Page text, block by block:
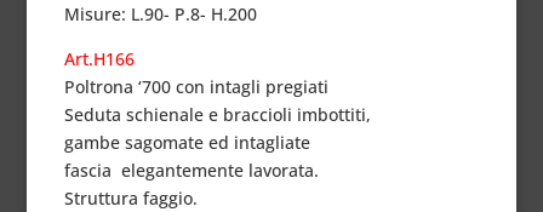
Misure: L.90- P.8- H.200
Art.H166
Poltrona ‘700 con intagli pregiati
Seduta schienale e braccioli imbottiti,
gambe sagomate ed intagliate
fascia elegantemente lavorata.
Struttura faggio.